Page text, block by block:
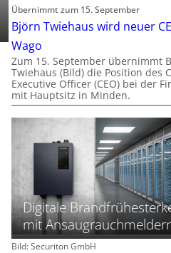
Übernimmt zum 15. September
Björn Twiehaus wird neuer
Wago
Zum 15. September übernimmt
Twiehaus (Bild) die Position des
Executive Officer (CEO) bei der
mit Hauptsitz in Minden.
Digitale
mit
Bild: Securiton GmbH